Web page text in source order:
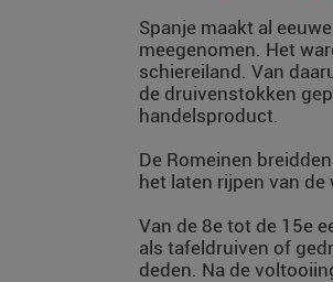
Spanje maakt al
meegenomen. Het
schiereiland. Van
de druivenstokken
handelsproduct.
De Romeinen
het laten rijpen van
Van de 8e tot de 15e
als tafeldruiven of
deden. Na de